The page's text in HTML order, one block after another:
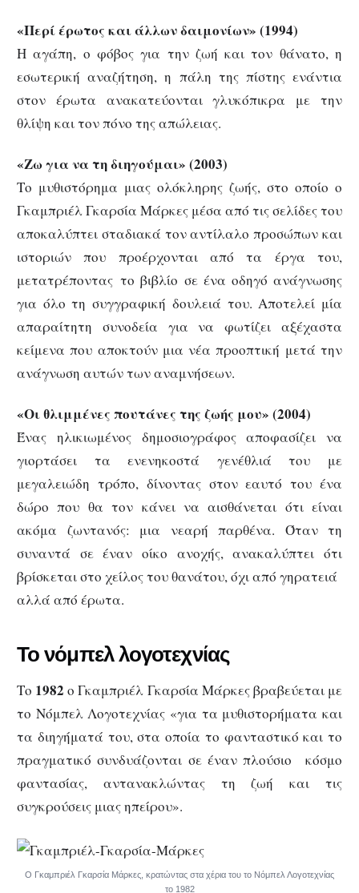
«Περί έρωτος και άλλων δαιμονίων» (1994)
Η αγάπη, ο φόβος για την ζωή και τον θάνατο, η
εσωτερική αναζήτηση, η πάλη της πίστης ενάντια
στον έρωτα ανακατεύονται γλυκόπικρα με την
θλίψη και τον πόνο της απώλειας.
«Ζω για να τη διηγούμαι» (2003)
Το μυθιστόρημα μιας ολόκληρης ζωής, στο οποίο ο
Γκαμπριέλ Γκαρσία Μάρκες μέσα από τις σελίδες του
αποκαλύπτει σταδιακά τον αντίλαλο προσώπων και
ιστοριών που προέρχονται από τα έργα του,
μετατρέποντας το βιβλίο σε ένα οδηγό ανάγνωσης
για όλο τη συγγραφική δουλειά του. Αποτελεί μία
απαραίτητη συνοδεία για να φωτίζει αξέχαστα
κείμενα που αποκτούν μια νέα προοπτική μετά την
ανάγνωση αυτών των αναμνήσεων.
«Οι θλιμμένες πουτάνες της ζωής μου» (2004)
Ένας ηλικιωμένος δημοσιογράφος αποφασίζει να
γιορτάσει τα ενενηκοστά γενέθλιά του με
μεγαλειώδη τρόπο, δίνοντας στον εαυτό του ένα
δώρο που θα τον κάνει να αισθάνεται ότι είναι
ακόμα ζωντανός: μια νεαρή παρθένα. Όταν τη
συναντά σε έναν οίκο ανοχής, ανακαλύπτει ότι
βρίσκεται στο χείλος του θανάτου, όχι από γηρατειά
αλλά από έρωτα.
Το νόμπελ λογοτεχνίας
Το 1982 ο Γκαμπριέλ Γκαρσία Μάρκες βραβεύεται με
το Νόμπελ Λογοτεχνίας «για τα μυθιστορήματα και
τα διηγήματά του, στα οποία το φανταστικό και το
πραγματικό συνδυάζονται σε έναν πλούσιο κόσμο
φαντασίας, αντανακλώντας τη ζωή και τις
συγκρούσεις μιας ηπείρου».
Ο Γκαμπριέλ Γκαρσία Μάρκες, κρατώντας στα χέρια του το Νόμπελ Λογοτεχνίας
το 1982